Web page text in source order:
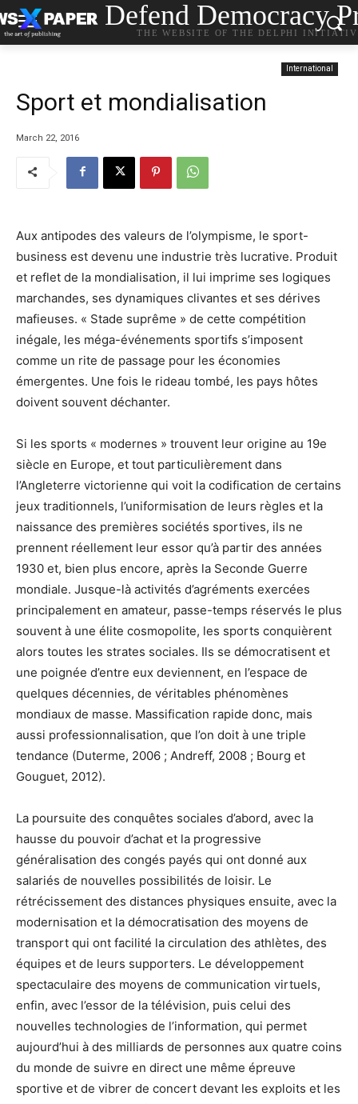
Defend Democracy
THE WEBSITE OF THE DELPHI
International
Sport et mondialisation
March 22, 2016
Aux antipodes des valeurs de l’olympisme, le sport-
business est devenu une industrie très lucrative. Produit
et reflet de la mondialisation, il lui imprime ses logiques
marchandes, ses dynamiques clivantes et ses dérives
mafieuses. « Stade suprême » de cette compétition
inégale, les méga-événements sportifs s’imposent
comme un rite de passage pour les économies
émergentes. Une fois le rideau tombé, les pays hôtes
doivent souvent déchanter.
Si les sports « modernes » trouvent leur origine au 19e
siècle en Europe, et tout particulièrement dans
l’Angleterre victorienne qui voit la codification de certains
jeux traditionnels, l’uniformisation de leurs règles et la
naissance des premières sociétés sportives, ils ne
prennent réellement leur essor qu’à partir des années
1930 et, bien plus encore, après la Seconde Guerre
mondiale. Jusque-là activités d’agréments exercées
principalement en amateur, passe-temps réservés le plus
souvent à une élite cosmopolite, les sports conquièrent
alors toutes les strates sociales. Ils se démocratisent et
une poignée d’entre eux deviennent, en l’espace de
quelques décennies, de véritables phénomènes
mondiaux de masse. Massification rapide donc, mais
aussi professionnalisation, que l’on doit à une triple
tendance (Duterme, 2006 ; Andreff, 2008 ; Bourg et
Gouguet, 2012).
La poursuite des conquêtes sociales d’abord, avec la
hausse du pouvoir d’achat et la progressive
généralisation des congés payés qui ont donné aux
salariés de nouvelles possibilités de loisir. Le
rétrécissement des distances physiques ensuite, avec la
modernisation et la démocratisation des moyens de
transport qui ont facilité la circulation des athlètes, des
équipes et de leurs supporters. Le développement
spectaculaire des moyens de communication virtuels,
enfin, avec l’essor de la télévision, puis celui des
nouvelles technologies de l’information, qui permet
aujourd’hui à des milliards de personnes aux quatre coins
du monde de suivre en direct une même épreuve
sportive et de vibrer de concert devant les exploits et les